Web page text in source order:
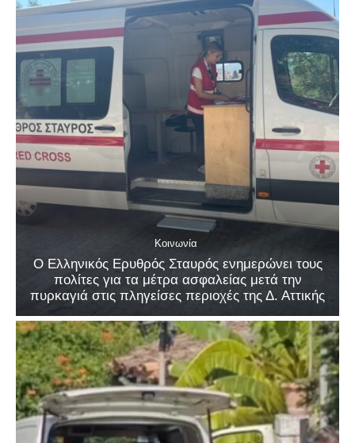
Κοινωνία
Ο Ελληνικός Ερυθρός Σταυρός ενημερώνει τους
πολίτες για τα μέτρα ασφαλείας μετά την
πυρκαγιά στις πληγείσες περιοχές της Δ. Αττικής